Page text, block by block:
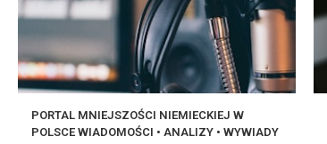
PORTAL MNIEJSZOŚCI NIEMIECKIEJ W
POLSCE WIADOMOŚCI • ANALIZY • WYWIADY